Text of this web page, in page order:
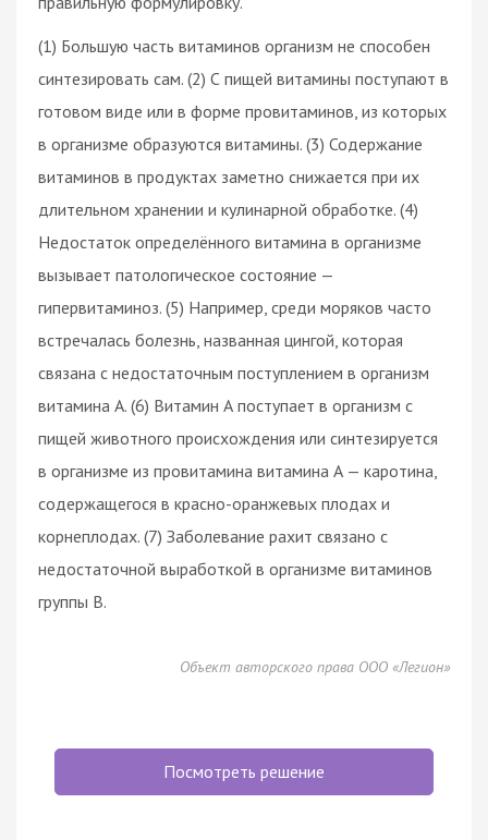
(1) Большую часть витаминов организм не способен
синтезировать сам. (2) С пищей витамины поступают в
готовом виде или в форме провитаминов, из которых
в организме образуются витамины. (3) Содержание
витаминов в продуктах заметно снижается при их
длительном хранении и кулинарной обработке. (4)
Недостаток определённого витамина в организме
вызывает патологическое состояние —
гипервитаминоз. (5) Например, среди моряков часто
встречалась болезнь, названная цингой, которая
связана с недостаточным поступлением в организм
витамина А. (6) Витамин А поступает в организм с
пищей животного происхождения или синтезируется
в организме из провитамина витамина А — каротина,
содержащегося в красно-оранжевых плодах и
корнеплодах. (7) Заболевание рахит связано с
недостаточной выработкой в организме витаминов
группы В.
Объект авторского права ООО «Легион»
Посмотреть решение